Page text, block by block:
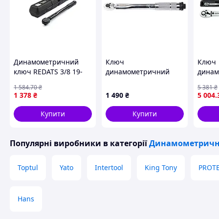
Динамометричний
ключ REDATS 3/8 19-
точне затягування
1 378 ₴
1 584.70₴
Купити
Ключ
динамометричний
SIGMA (6049011) (в
замовленні один
бренд)
1 490 ₴
Купити
Ключ
5 004
5 381₴
Популярні виробники в категорії
Toptul Yato Intertool King Tony
Hans